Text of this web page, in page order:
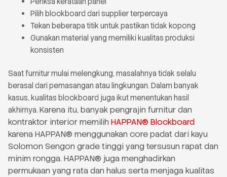
Pilih blockboard dari supplier terpercaya
Tekan beberapa titik untuk pastikan tidak kopong
Gunakan material yang memiliki kualitas produksi
konsisten
Saat furnitur mulai melengkung, masalahnya tidak selalu
berasal dari pemasangan atau lingkungan. Dalam banyak
kasus, kualitas blockboard juga ikut menentukan hasil
akhirnya. Karena itu, banyak pengrajin furnitur dan
kontraktor interior memilih HAPPAN® Blockboard
karena HAPPAN® menggunakan core padat dari kayu
Solomon Sengon grade tinggi yang tersusun rapat dan
minim rongga. HAPPAN® juga menghadirkan
permukaan yang rata dan halus serta menjaga kualitas